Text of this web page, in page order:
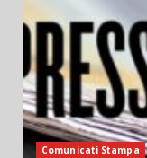
Comunicati Stampa